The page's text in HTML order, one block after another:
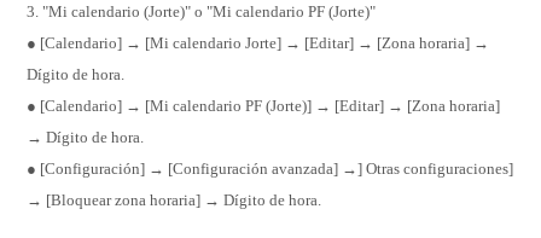
3. "Mi calendario (Jorte)" o "Mi calendario PF (Jorte)"
● [Calendario] → [Mi calendario Jorte] → [Editar] → [Zona horaria] →
Dígito de hora.
● [Calendario] → [Mi calendario PF (Jorte)] → [Editar] → [Zona horaria]
→ Dígito de hora.
● [Configuración] → [Configuración avanzada] →] Otras configuraciones]
→ [Bloquear zona horaria] → Dígito de hora.